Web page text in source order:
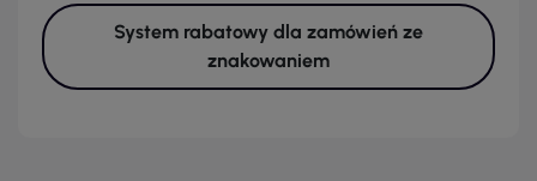
System rabatowy dla zamówień ze
znakowaniem